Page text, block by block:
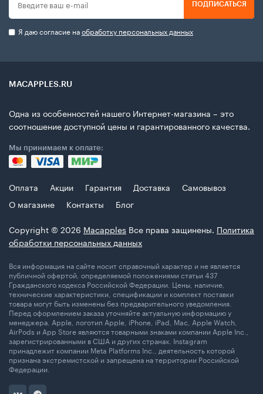
ПОДПИСАТЬСЯ
Я даю согласие наобработку персональных данных
MACAPPLES.RU
Одна из особенностей нашего Интернет-магазина – это
соотношение доступной цены и гарантированного качества.
Мы принимаем к оплате:
Оплата Акции Гарантия Доставка
Самовывоз
О магазине
Контакты
Блог
Copyright © 2026 Macapples Все права защинены. Политика
обработки персональных данных
Вся информация на сайте носит справочный характер и не является
публичной офертой, определяемой положениями статьи 437
Гражданского кодекса Российской Федерации. Цены, наличие,
технические характеристики, спецификации и комплект поставки
товара могут быть изменены без предварительного уведомления.
Перед оформлением заказа уточняйте актуальную информацию у
менеджера. Apple, логотип Apple, iPhone, iPad, Mac, Apple Watch,
AirPods и App Store являются товарными знаками компании Apple Inc.,
зарегистрированными в США и других странах. Instagram
принадлежит компании Meta Platforms Inc., деятельность которой
признана экстремистской и запрещена на территории Российской
Федерации.